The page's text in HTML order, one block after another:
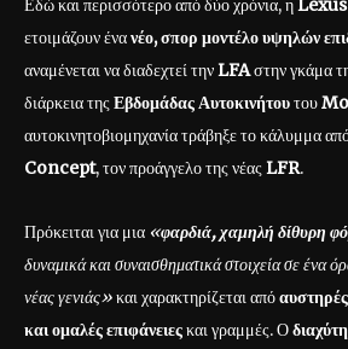
ετοιμάζουν ένανέο, σπορ μοντέλο υψηλών
αναμένεται να διαδεχτεί την LFAστην γκάμα
διάρκεια της Εβδομάδας Αυτοκινήτουτου
αυτοκινητοβιομηχανία τράβηξε το κάλυμμα
Concept, τον προάγγελο της νέας LFR.
Πρόκειται για μια «φαρδιά, χαμηλή δίθυρη
δυναμικά και συναισθηματικά στοιχεία σε ένα
νέας γενιάς»και χαρακτηρίζεται από
και ομαλές επιφάνειεςκαι γραμμές. Ο